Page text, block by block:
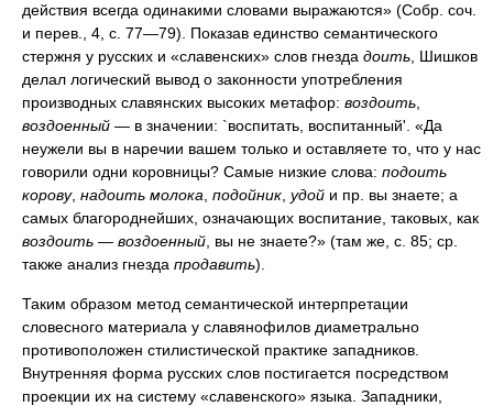
действия всегда одинакими словами выражаются» (Собр. соч.
и перев., 4, с. 77—79). Показав единство семантического
стержня у русских и «славенских» слов гнезда доить , Шишков
делал логический вывод о законности употребления
производных славянских высоких метафор: воздоить
воздоенный — в значении: `воспитать, воспитанный'. «Да
неужели вы в наречии вашем только и оставляете то, что у нас
говорили одни коровницы? Самые низкие слова: подоить
корову, надоить молока подойник удой и пр. вы знаете; а
самых благороднейших, означающих воспитание, таковых, как
воздоить — воздоенный , вы не знаете?» (там же, с. 85; ср.
также анализ гнезда продавить).
Таким образом метод семантической интерпретации
словесного материала у славянофилов диаметрально
противоположен стилистической практике западников.
Внутренняя форма русских слов постигается посредством
проекции их на систему «славенского» языка. Западники,